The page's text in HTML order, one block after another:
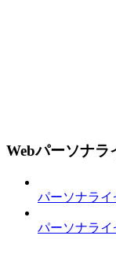
Webパーソナラ
パーソナラ
パーソナラ